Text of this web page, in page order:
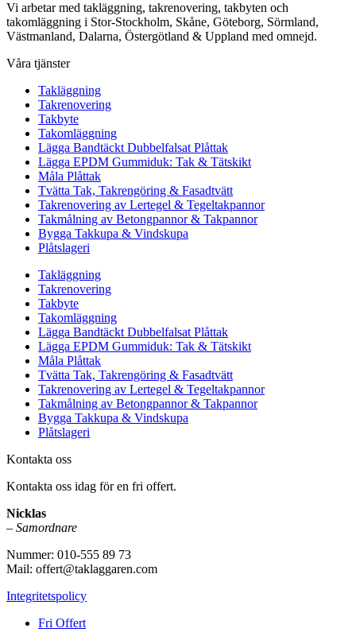
Vi arbetar med takläggning, takrenovering, takbyten och
takomläggning i Stor-Stockholm, Skåne, Göteborg, Sörmland,
Västmanland, Dalarna, Östergötland & Uppland med omnejd.
Våra tjänster
Takläggning
Takrenovering
Takbyte
Takomläggning
Lägga Bandtäckt Dubbelfalsat Plåttak
Lägga EPDM Gummiduk: Tak & Tätskikt
Måla Plåttak
Tvätta Tak, Takrengöring & Fasadtvätt
Takrenovering av Lertegel & Tegeltakpannor
Takmålning av Betongpannor & Takpannor
Bygga Takkupa & Vindskupa
Plåtslageri
Takläggning
Takrenovering
Takbyte
Takomläggning
Lägga Bandtäckt Dubbelfalsat Plåttak
Lägga EPDM Gummiduk: Tak & Tätskikt
Måla Plåttak
Tvätta Tak, Takrengöring & Fasadtvätt
Takrenovering av Lertegel & Tegeltakpannor
Takmålning av Betongpannor & Takpannor
Bygga Takkupa & Vindskupa
Plåtslageri
Kontakta oss
Kontakta oss idag för en fri offert.
Nicklas
– Samordnare
Nummer: 010-555 89 73
Mail: offert@taklaggaren.com
Integritetspolicy
Fri Offert